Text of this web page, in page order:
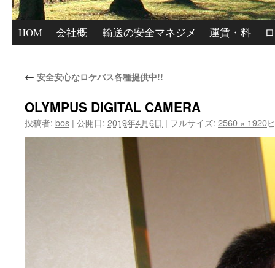
HOM
会社概
輸送の安全マネジメ
運賃・料
← 安全安心なロケバス各種提供中!!
OLYMPUS DIGITAL CAMERA
投稿者: bos | 公開日: 2019年4月6日 | フルサイズ: 2560 × 1920